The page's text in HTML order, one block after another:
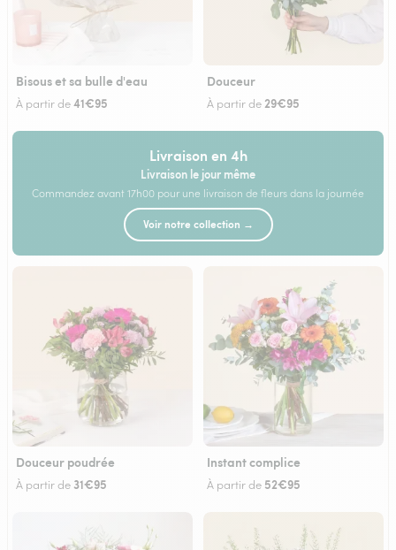
Bisous et sa bulle d'eau
À partir de41€95
Douceur
À partir de29€95
Livraison en 4h
Livraison le jour même
Commandez avant 17h00 pour une livraison de fleurs dans la journée
Voir notre collection →
Douceur poudrée
À partir de 31€95
Instant complice
À partir de 52€95